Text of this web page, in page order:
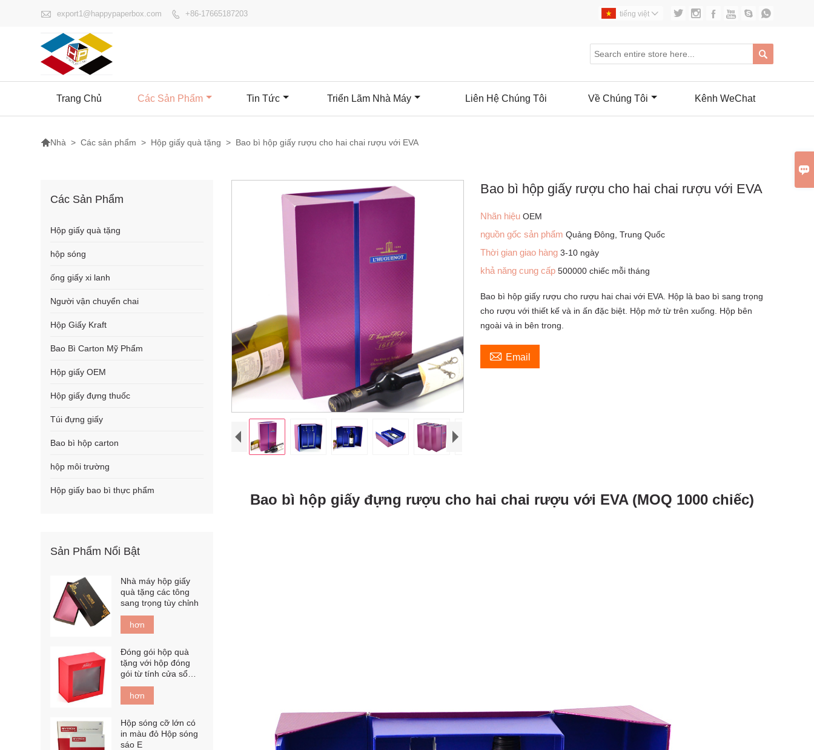

 export1@happypaperbox.com  +86-17665187203      
tiếng việt 

Trang Chủ Các Sản Phẩm Tin Tức Triển Lãm Nhà Máy Liên Hệ Chúng Tôi Về Chúng Tôi Kênh WeChat
Nhà > Các sản phẩm > Hộp giấy quà tặng > Bao bì hộp giấy rượu cho hai chai rượu với EVA
Bao bì hộp giấy rượu cho hai chai rượu với EVA
Nhãn hiệuOEM
nguồn gốc sản phẩmQuảng Đông, Trung Quốc
Thời gian giao hàng3-10 ngày
khả năng cung cấp500000 chiếc mỗi tháng
Bao bì hộp giấy rượu cho rượu hai chai với EVA. Hộp là bao bì sang trọng
cho rượu với thiết kế và in ấn đặc biệt. Hộp mở từ trên xuống. Hộp bên
ngoài và in bên trong.
 Email
Bao bì hộp giấy đựng rượu cho hai chai rượu với EVA (MOQ 1000 chiếc)
Các Sản Phẩm
Hộp giấy quà tặng
hộp sóng
ống giấy xi lanh
Người vận chuyển chai
Hộp Giấy Kraft
Bao Bì Carton Mỹ Phẩm
Hộp giấy OEM
Hộp giấy đựng thuốc
Túi đựng giấy
Bao bì hộp carton
hộp môi trường
Hộp giấy bao bì thực phẩm
Sản Phẩm Nổi Bật
Nhà máy hộp giấy
quà tặng các tông
sang trọng tùy chỉnh
hơn
Đóng gói hộp quà
tặng với hộp đóng
gói từ tính cửa sổ
PET
hơn
Hộp sóng cỡ lớn có
in màu đỏ Hộp sóng
sáo E